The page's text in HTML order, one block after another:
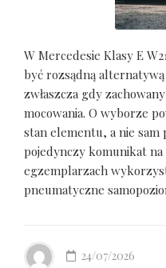
W Mercedesie Klasy E
być rozsądną
zwłaszcza gdy
mocowania. O wyborze
stan elementu, a nie
pojedynczy komunikat
egzemplarzach
pneumatyczne
24/07/2026